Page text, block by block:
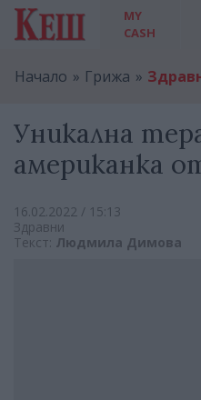
MY
CASH
Начало Грижа
Уникална
американка
16.02.2022 / 15:13
Здравни
Текст: Людмила Димова